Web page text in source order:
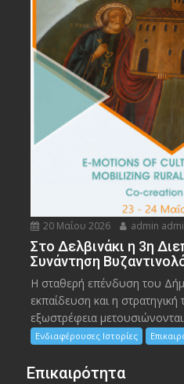
20 Μαΐου 2026 admin
Στο Δελβινάκι η 3η
Συνάντηση
Η σταθερή επένδυση του
εκπαίδευση και η στρατηγική
εξωστρέφεια
Ενδιαφέρουσες Ιστορίες
Επικαιρότητα